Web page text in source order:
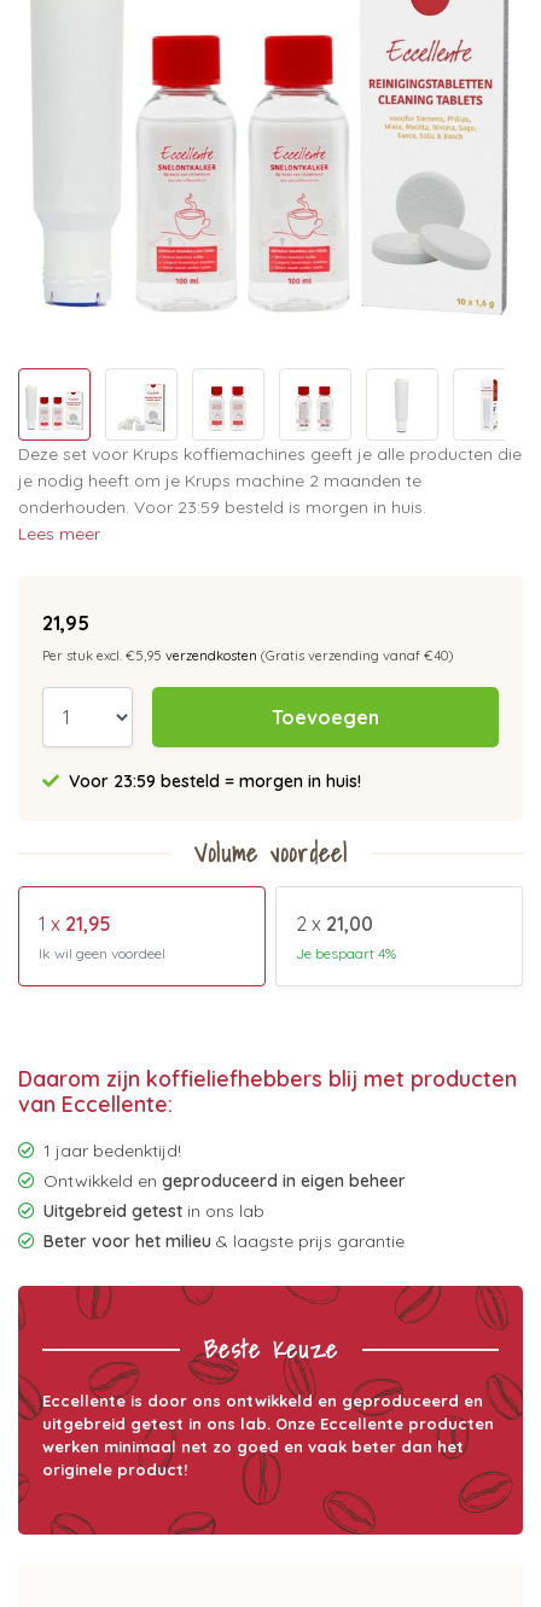
Deze set voor Krups koffiemachines geeft je alle producten die
je nodig heeft om je Krups machine 2 maanden te
onderhouden. Voor 23:59 besteld is morgen in huis.
Lees meer
21,95
Per stuk excl. €5,95 verzendkosten (Gratis verzending vanaf €40)
Toevoegen
Voor 23:59 besteld = morgen in huis!
Volume voordeel
1 x 21,95
Ik wil geen voordeel
2 x 21,00
Je bespaart 4%
Daarom zijn koffieliefhebbers blij met producten
van Eccellente:
1 jaar bedenktijd!
Ontwikkeld en geproduceerd in eigen beheer
Uitgebreid getest in ons lab
Beter voor het milieu & laagste prijs garantie
Beste Keuze
Eccellente is door ons ontwikkeld en geproduceerd en
uitgebreid getest in ons lab. Onze Eccellente producten
werken minimaal net zo goed en vaak beter dan het
originele product!